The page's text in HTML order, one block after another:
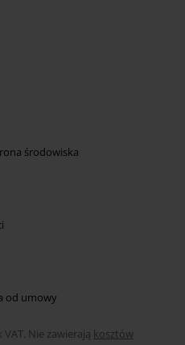
środowiska
od umowy
Nie zawierają kosztów